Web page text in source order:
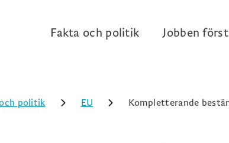
Fakta och politik Jobben först
politik EU Kompletterande